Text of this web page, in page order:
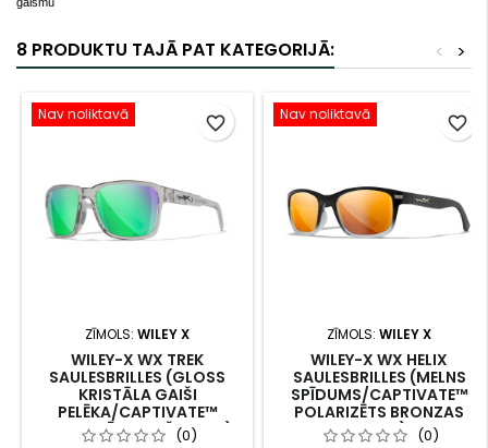
8 PRODUKTU TAJĀ PAT KATEGORIJĀ: >
<
Nav noliktavā
ZĪMOLS: WILEY X
WILEY-X WX TREK
SAULESBRILLES (GLOSS
KRISTĀLA GAIŠI
PELĒKA/CAPTIVATE™
POLARIZĒTS ZAĻŠ TONIS)
(0)
favorite_border Nav noliktavā
ZĪMOLS: WILEY X
WILEY-X WX HELIX
SAULESBRILLES (MELNS
SPĪDUMS/CAPTIVATE™
POLARIZĒTS BRONZAS
TONIS) (0)
favorite_border